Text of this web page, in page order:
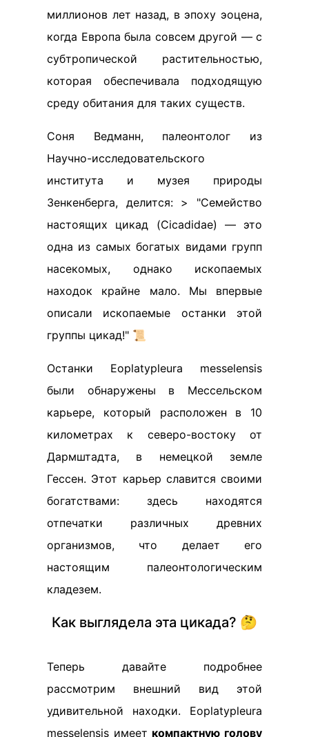
миллионов лет назад, в эпоху эоцена,
когда Европа была совсем другой — с
субтропической растительностью,
которая обеспечивала подходящую
среду обитания для таких существ.
Соня Ведманн, палеонтолог из
Научно-исследовательского
института и музея природы
Зенкенберга, делится: > "Семейство
настоящих цикад (Cicadidae) — это
одна из самых богатых видами групп
насекомых, однако ископаемых
находок крайне мало. Мы впервые
описали ископаемые останки этой
группы цикад!" 📜
Останки Eoplatypleura messelensis
были обнаружены в Мессельском
карьере, который расположен в 10
километрах к северо-востоку от
Дармштадта, в немецкой земле
Гессен. Этот карьер славится своими
богатствами: здесь находятся
отпечатки различных древних
организмов, что делает его
настоящим палеонтологическим
кладезем.
Как выглядела эта цикада? 🤔
Теперь давайте подробнее
рассмотрим внешний вид этой
удивительной находки. Eoplatypleura
messelensis имеет компактную голову